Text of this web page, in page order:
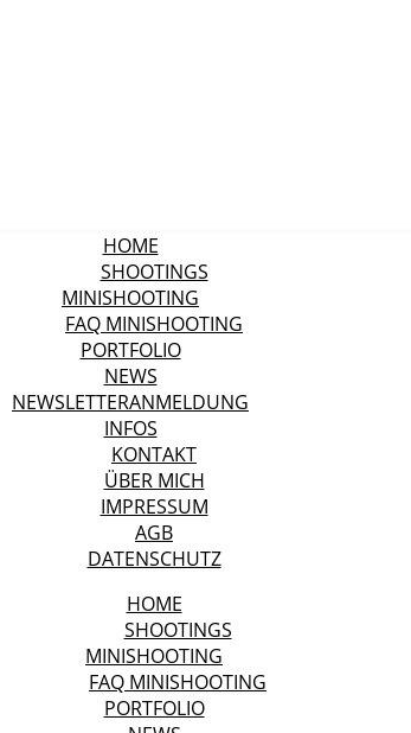
HOME
SHOOTINGS
MINISHOOTING
FAQ MINISHOOTING
PORTFOLIO
NEWS
NEWSLETTERANMELDUNG
INFOS
KONTAKT
ÜBER MICH
IMPRESSUM
AGB
DATENSCHUTZ
HOME
SHOOTINGS
MINISHOOTING
FAQ MINISHOOTING
PORTFOLIO